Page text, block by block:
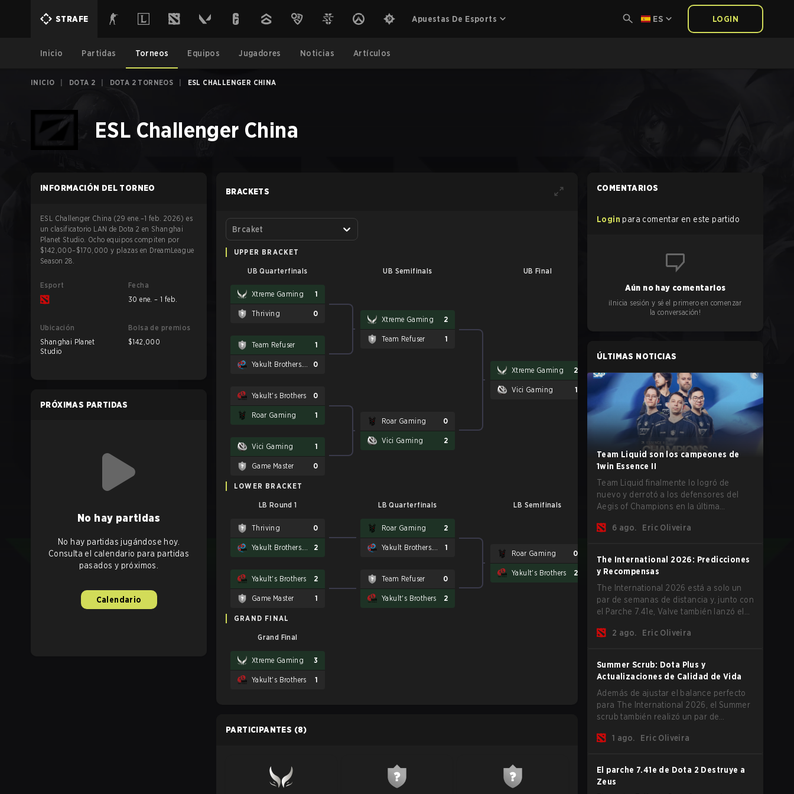
STRAFE Apuestas De Esports ES LOGIN
Inicio Partidas Torneos Equipos Jugadores Noticias Artículos
INICIO DOTA 2 DOTA 2 TORNEOS ESL CHALLENGER CHINA
ESL Challenger China
INFORMACIÓN DEL TORNEO
ESL Challenger China (29 ene.–1 feb. 2026) es
un clasificatorio LAN de Dota 2 en Shanghai
Planet Studio. Ocho equipos compiten por
$142,000–$170,000 y plazas en DreamLeague
Season 28.
Esport
Fecha
30 ene. – 1 feb.
Ubicación
Shanghai Planet
Studio
Bolsa de premios
$142,000
PRÓXIMAS PARTIDAS
No hay partidas
No hay partidas jugándose hoy.
Consulta el calendario para partidas
pasados y próximos.
Calendario
BRACKETS
Brcaket
UPPER BRACKET
UB Quarterfinals UB Semifinals UB Final
Xtreme Gaming 1
Thriving 0
Team Refuser 1
0
Yakult's Brothers 0
Roar Gaming 1
Vici Gaming 1
Game Master 0
Xtreme Gaming 2
Team Refuser 1
Roar Gaming 0
Vici Gaming 2
Xtreme Gaming 2
Vici Gaming 1
LOWER BRACKET
LB Round 1 LB Quarterfinals LB Semifinals LB Final
Thriving 0
2
Yakult's Brothers 2
Game Master 1
Roar Gaming 2
1
Team Refuser 0
Yakult's Brothers 2
Roar Gaming 0
Yakult's Brothers 2 Yakult's Brothers
GRAND FINAL
Grand Final
Xtreme Gaming 3
Yakult's Brothers 1
PARTICIPANTES (8)
COMENTARIOS
Login para comentar en este partido
Aún no hay comentarios
¡Inicia sesión y sé el primero en comenzar
la conversación!
ÚLTIMAS NOTICIAS
Team Liquid son los campeones de
1win Essence II
Team Liquid finalmente lo logró de
nuevo y derrotó a los defensores del
Aegis of Champions en la última
The International 2026 comience y los
6 ago. Eric Oliveira
The International 2026: Predicciones
y Recompensas
The International 2026 está a solo un
par de semanas de distancia y, junto con
el Parche 7.41e, Valve también lanzó el
tus predicciones para la Fase de Grupos
2 ago. Eric Oliveira
Summer Scrub: Dota Plus y
Actualizaciones de Calidad de Vida
Además de ajustar el balance perfecto
para The International 2026, el Summer
scrub también realizó un par de
importantes. Los suscriptores de Dota
jugadores pueden vincular teclas de
acceso rápido para unidades que no
1 ago. Eric Oliveira
El parche 7.41e de Dota 2 Destruye a
Zeus